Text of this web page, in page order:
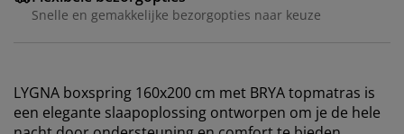
Snelle en gemakkelijke bezorgopties naar keuze
LYGNA boxspring 160x200 cm met BRYA topmatras is
een elegante slaapoplossing ontworpen om je de hele